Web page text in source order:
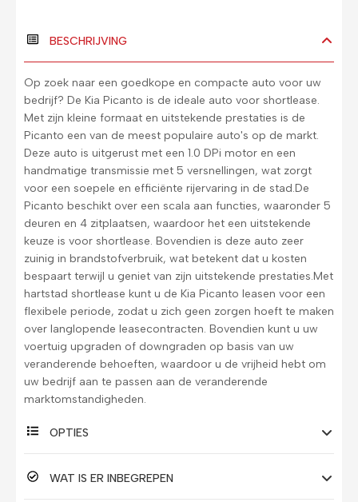
BESCHRIJVING
Op zoek naar een goedkope en compacte auto voor uw
bedrijf? De Kia Picanto is de ideale auto voor shortlease.
Met zijn kleine formaat en uitstekende prestaties is de
Picanto een van de meest populaire auto's op de markt.
Deze auto is uitgerust met een 1.0 DPi motor en een
handmatige transmissie met 5 versnellingen, wat zorgt
voor een soepele en efficiënte rijervaring in de stad.De
Picanto beschikt over een scala aan functies, waaronder 5
deuren en 4 zitplaatsen, waardoor het een uitstekende
keuze is voor shortlease. Bovendien is deze auto zeer
zuinig in brandstofverbruik, wat betekent dat u kosten
bespaart terwijl u geniet van zijn uitstekende prestaties.Met
hartstad shortlease kunt u de Kia Picanto leasen voor een
flexibele periode, zodat u zich geen zorgen hoeft te maken
over langlopende leasecontracten. Bovendien kunt u uw
voertuig upgraden of downgraden op basis van uw
veranderende behoeften, waardoor u de vrijheid hebt om
uw bedrijf aan te passen aan de veranderende
marktomstandigheden.
OPTIES
WAT IS ER INBEGREPEN